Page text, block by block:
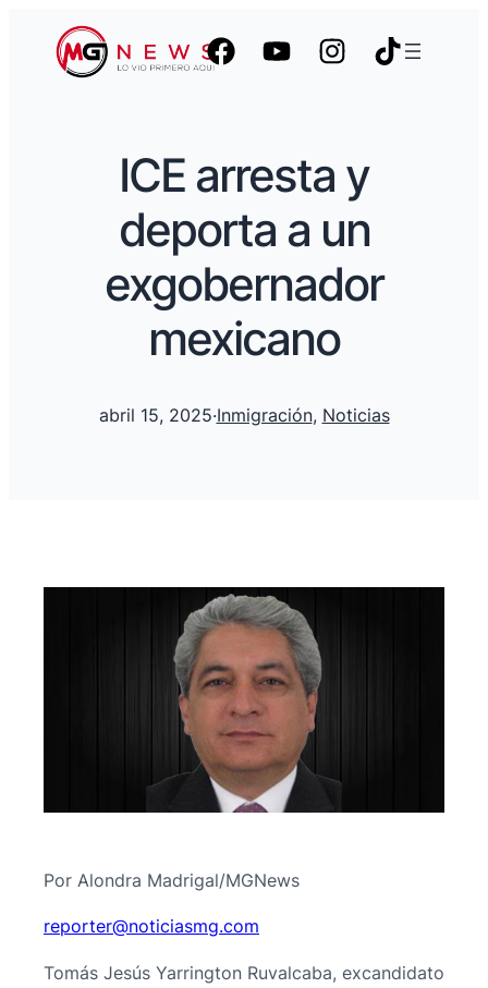
ICE arresta y
deporta a un
exgobernador
mexicano
abril 15, 2025·Inmigración, Noticias
Por Alondra Madrigal/MGNews
moc.gmsaiciton
@retroper
Tomás Jesús Yarrington Ruvalcaba, excandidato